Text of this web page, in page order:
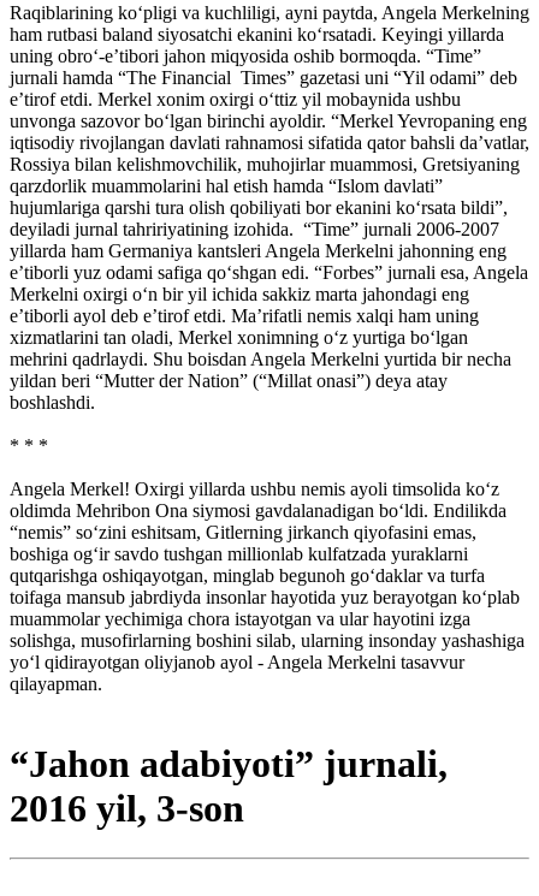
Raqiblarining ko‘pligi va kuchliligi, ayni paytda, Angela Merkelning
ham rutbasi baland siyosatchi ekanini ko‘rsatadi. Keyingi yillarda
uning obro‘-e’tibori jahon miqyosida oshib bormoqda. “Time”
jurnali hamda “The Financial Times” gazetasi uni “Yil odami” deb
e’tirof etdi. Merkel xonim oxirgi o‘ttiz yil mobaynida ushbu
unvonga sazovor bo‘lgan birinchi ayoldir. “Merkel Yevropaning eng
iqtisodiy rivojlangan davlati rahnamosi sifatida qator bahsli da’vatlar,
Rossiya bilan kelishmovchilik, muhojirlar muammosi, Gretsiyaning
qarzdorlik muammolarini hal etish hamda “Islom davlati”
hujumlariga qarshi tura olish qobiliyati bor ekanini ko‘rsata bildi”,
deyiladi jurnal tahririyatining izohida. “Time” jurnali 2006-2007
yillarda ham Germaniya kantsleri Angela Merkelni jahonning eng
e’tiborli yuz odami safiga qo‘shgan edi. “Forbes” jurnali esa, Angela
Merkelni oxirgi o‘n bir yil ichida sakkiz marta jahondagi eng
e’tiborli ayol deb e’tirof etdi. Ma’rifatli nemis xalqi ham uning
xizmatlarini tan oladi, Merkel xonimning o‘z yurtiga bo‘lgan
mehrini qadrlaydi. Shu boisdan Angela Merkelni yurtida bir necha
yildan beri “Mutter der Nation” (“Millat onasi”) deya atay
boshlashdi.
* * *
Angela Merkel! Oxirgi yillarda ushbu nemis ayoli timsolida ko‘z
oldimda Mehribon Ona siymosi gavdalanadigan bo‘ldi. Endilikda
“nemis” so‘zini eshitsam, Gitlerning jirkanch qiyofasini emas,
boshiga og‘ir savdo tushgan millionlab kulfatzada yuraklarni
qutqarishga oshiqayotgan, minglab begunoh go‘daklar va turfa
toifaga mansub jabrdiyda insonlar hayotida yuz berayotgan ko‘plab
muammolar yechimiga chora istayotgan va ular hayotini izga
solishga, musofirlarning boshini silab, ularning insonday yashashiga
yo‘l qidirayotgan oliyjanob ayol - Angela Merkelni tasavvur
qilayapman.
“Jahon adabiyoti” jurnali,
2016 yil, 3-son